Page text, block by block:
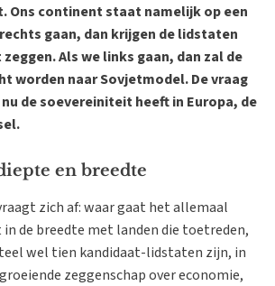
Ons continent staat namelijk op een
gaan, dan krijgen de lidstaten
Als we links gaan, dan zal de
worden naar Sovjetmodel. De vraag
de soevereiniteit heeft in Europa, de
en breedte
zich af: waar gaat het allemaal
de breedte met landen die toetreden,
wel tien kandidaat-lidstaten zijn, in
zeggenschap over economie,